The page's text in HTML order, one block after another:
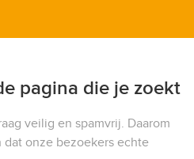
pagina die je zoekt
veilig en spamvrij. Daarom
onze bezoekers echte